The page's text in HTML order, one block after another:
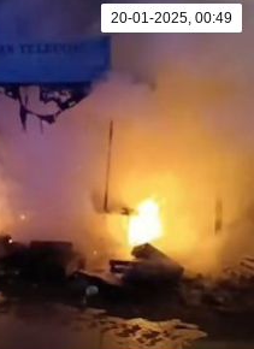
20-01-2025, 00:49